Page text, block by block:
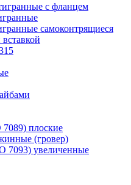
с фланцем
самоконтрящиеся
плоские
(гровер)
7093) увеличенные